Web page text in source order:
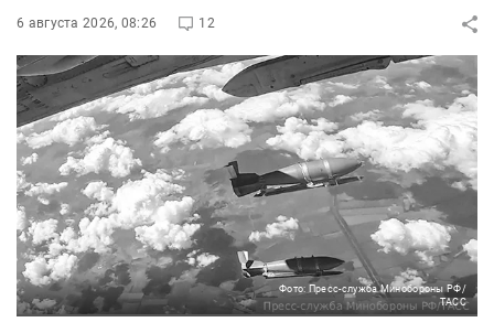
6 августа 2026, 08:26 12
Фото: Пресс-служба Минобороны РФ/
ТАСС